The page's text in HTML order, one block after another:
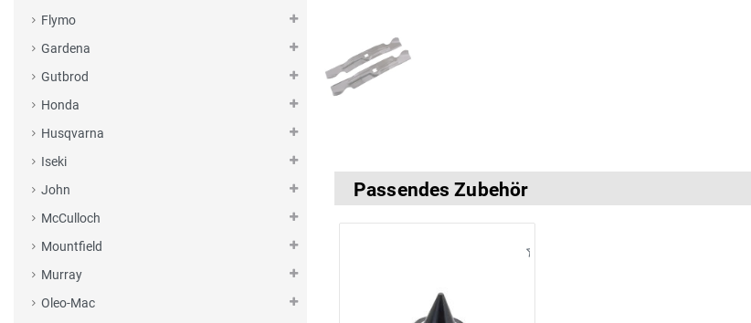
Flymo
Gardena
Gutbrod
Honda
Husqvarna
Iseki
John
McCulloch
Mountfield
Murray
Oleo-Mac
Passendes Zubehör